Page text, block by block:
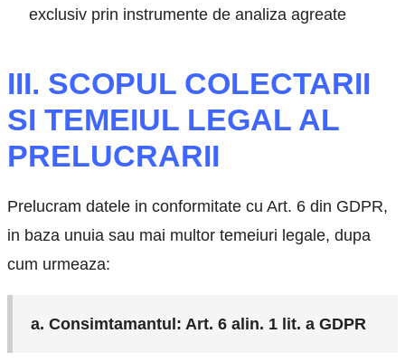
exclusiv prin instrumente de analiza agreate
III. SCOPUL COLECTARII
SI TEMEIUL LEGAL AL
PRELUCRARII
Prelucram datele in conformitate cu Art. 6 din GDPR,
in baza unuia sau mai multor temeiuri legale, dupa
cum urmeaza:
a. Consimtamantul: Art. 6 alin. 1 lit. a GDPR